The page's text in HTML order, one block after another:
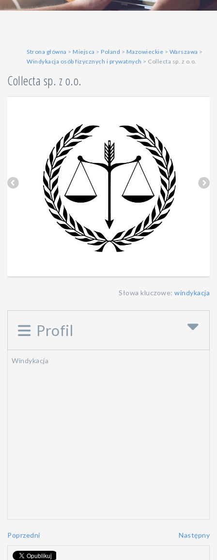
Strona główna > Miejsca > Poland > Mazowieckie > Warszawa >
Windykacja osób fizycznych i prywatnych > Collecta sp. z o.o.
Collecta sp. z o.o.
Słowa kluczowe: windykacja
Profil
Windykacja
Poprzedni Następny